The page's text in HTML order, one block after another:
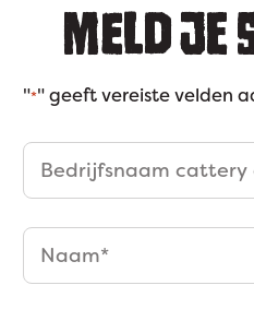
MELD JE
"*" geeft vereiste velden